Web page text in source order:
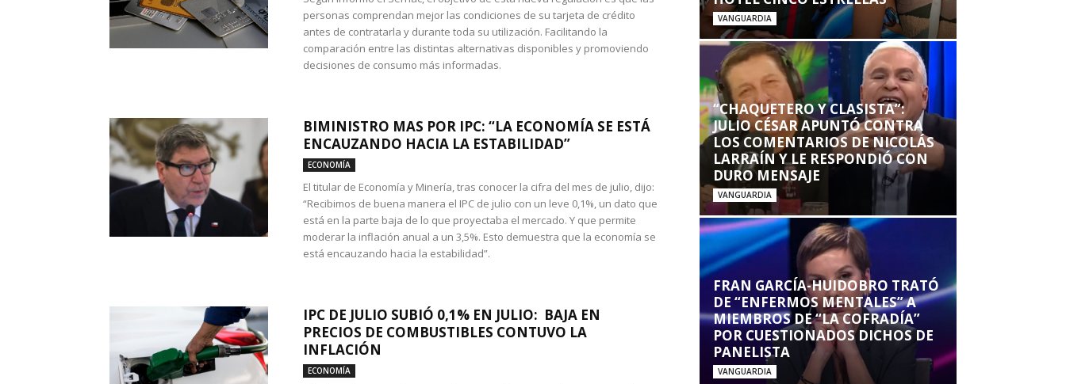
personas comprendan mejor las condiciones de su tarjeta de crédito
antes de contratarla y durante toda su utilización. Facilitando la
comparación entre las distintas alternativas disponibles y promoviendo
decisiones de consumo más informadas.
BIMINISTRO MAS POR IPC: “LA ECONOMÍA SE ESTÁ
ENCAUZANDO HACIA LA ESTABILIDAD”
ECONOMÍA
El titular de Economía y Minería, tras conocer la cifra del mes de julio, dijo:
“Recibimos de buena manera el IPC de julio con un leve 0,1%, un dato que
está en la parte baja de lo que proyectaba el mercado. Y que permite
moderar la inflación anual a un 3,5%. Esto demuestra que la economía se
está encauzando hacia la estabilidad”.
IPC DE JULIO SUBIÓ 0,1% EN JULIO: BAJA EN
PRECIOS DE COMBUSTIBLES CONTUVO LA
INFLACIÓN
ECONOMÍA
VANGUARDIA
“CHAQUETERO Y CLASISTA”:
JULIO CÉSAR APUNTÓ CONTRA
LOS COMENTARIOS DE NICOLÁS
LARRAÍN Y LE RESPONDIÓ CON
DURO MENSAJE
VANGUARDIA
FRAN GARCÍA-HUIDOBRO TRATÓ
DE “ENFERMOS MENTALES” A
MIEMBROS DE “LA COFRADÍA”
POR CUESTIONADOS DICHOS DE
PANELISTA
VANGUARDIA